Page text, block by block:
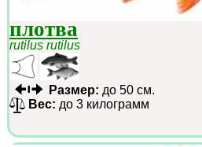
плотва
rutilus rutilus
Размер: до 50 см.
Вес: до 3 килограмм